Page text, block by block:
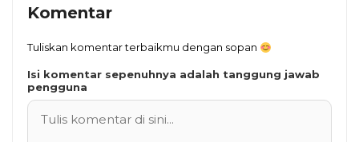
Komentar
Tuliskan komentar terbaikmu dengan sopan
Isi komentar sepenuhnya adalah tanggung jawab
pengguna